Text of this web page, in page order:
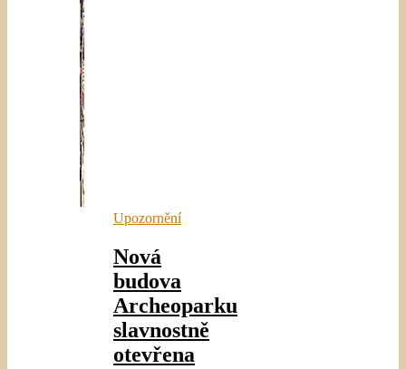
Upozornění
Nová
budova
Archeoparku
slavnostně
otevřena